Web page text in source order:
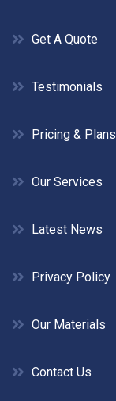
Get A Quote
Testimonials
Pricing & Plans
Our Services
Latest News
Privacy Policy
Our Materials
Contact Us